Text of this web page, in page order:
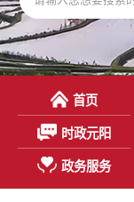
首页
时政元阳
政务服务